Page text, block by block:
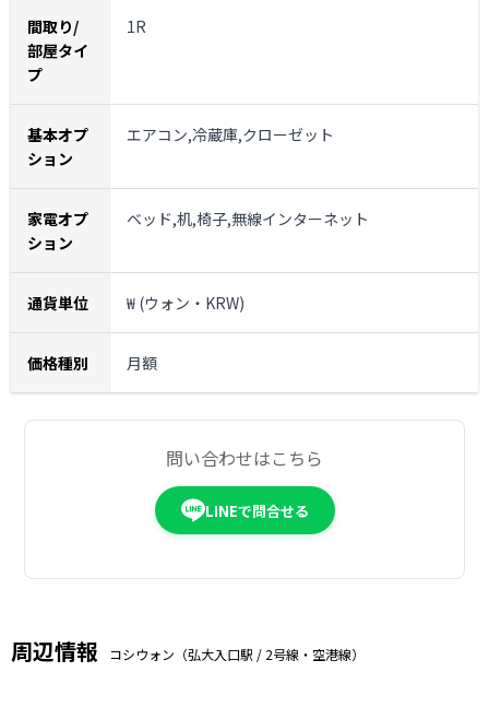
間取り/
部屋タイ
プ
1R
基本オプ
ション
エアコン,冷蔵庫,クローゼット
家電オプ
ション
ベッド,机,椅子,無線インターネット
通貨単位 ₩ (ウォン・KRW)
価格種別 月額
問い合わせはこちら
LINEで問合せる
周辺情報 コシウォン（弘大入口駅 / 2号線・空港線）